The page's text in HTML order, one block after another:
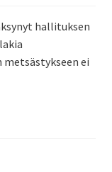
hallituksen
ei